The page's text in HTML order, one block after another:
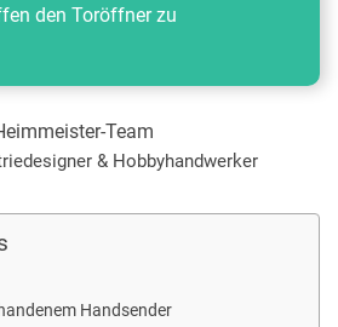
den Toröffner zu
Team
& Hobbyhandwerker
Handsender